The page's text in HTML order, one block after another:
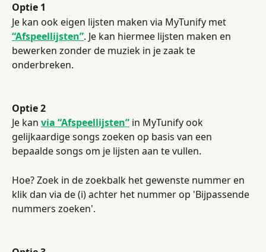
Optie 1
Je kan ook eigen lijsten maken via MyTunify met
“Afspeellijsten”. Je kan hiermee lijsten maken en
bewerken zonder de muziek in je zaak te
onderbreken.
Optie 2
Je kan via “Afspeellijsten” in MyTunify ook
gelijkaardige songs zoeken op basis van een
bepaalde songs om je lijsten aan te vullen.
Hoe? Zoek in de zoekbalk het gewenste nummer en
klik dan via de (i) achter het nummer op 'Bijpassende
nummers zoeken'.